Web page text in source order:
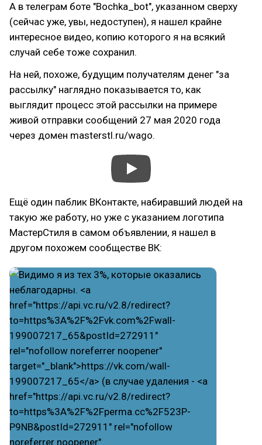
А в телеграм боте "Bochka_bot", указанном сверху
(сейчас уже, увы, недоступен), я нашел крайне
интересное видео, копию которого я на всякий
случай себе тоже сохранил.
На ней, похоже, будущим получателям денег "за
рассылку" наглядно показывается то, как
выглядит процесс этой рассылки на примере
живой отправки сообщений 27 мая 2020 года
через домен masterstl.ru/wago.
Ещё один паблик ВКонтакте, набиравший людей на
такую же работу, но уже с указанием логотипа
МастерСтиля в самом объявлении, я нашел в
другом похожем сообществе ВК: